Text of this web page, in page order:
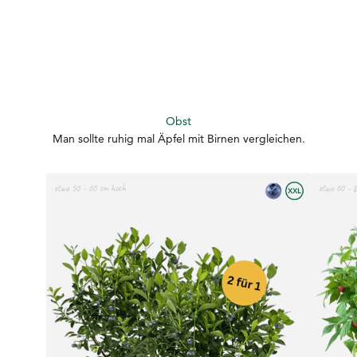
Man sollte ruhig mal Äpfel mit Birnen vergleichen.
etwa 50 - 60 cm hoch etwa 60 -